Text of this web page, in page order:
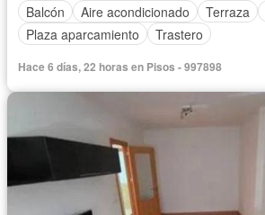
Balcón
Aire acondicionado Terraza
Plaza aparcamiento
Trastero
Hace 6 días, 22 horas en Pisos - 997898